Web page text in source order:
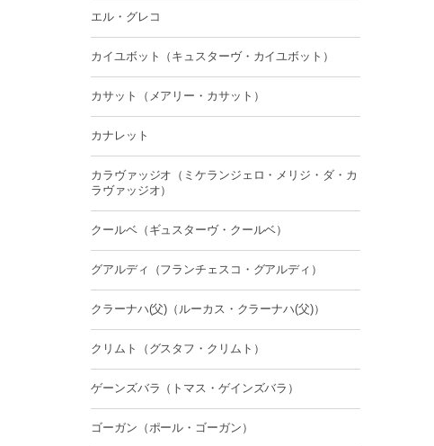
エル・グレコ
カイユボット（キュスターヴ・カイユボット）
カサット（メアリー・カサット）
カナレット
カラヴァッジオ（ミケランジェロ・メリジ・ダ・カ
ラヴァッジオ）
クールベ（ギュスターヴ・クールベ）
グアルディ（フランチェスコ・グアルディ）
クラーナハ(父)（ルーカス・クラーナハ(父)）
クリムト（グスタフ・クリムト）
ゲーンズバラ（トマス・ゲインズバラ）
ゴーガン（ポール・ゴーガン）